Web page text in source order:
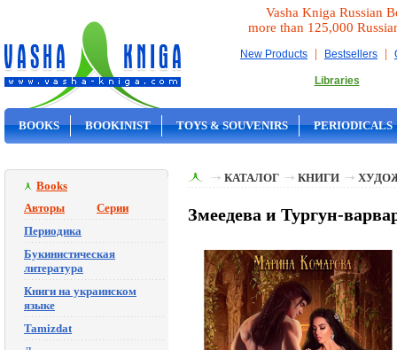
Vasha Kniga Russian
more than 125,000
New Products | Bestsellers |
Libraries
BOOKS BOOKINIST TOYS & SOUVENIRS PERIODICALS
Books
Авторы
Серии
Периодика
Букинистическая
литература
Книги на украинском
языке
Tamizdat
КАТАЛОГ КНИГИ
Змеедева и Тургун-